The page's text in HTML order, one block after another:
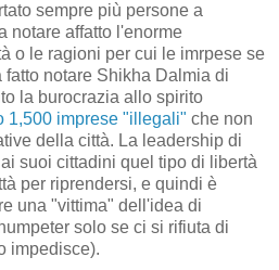
sempre più persone a
notare affatto l'enorme
o le ragioni per cui le imrpese se
notare Shikha Dalmia di
la burocrazia allo spirito
1,500 imprese "illegali" che non
della città. La leadership di
suoi cittadini quel tipo di libertà
per riprendersi, e quindi è
una "vittima" dell'idea di
solo se ci si rifiuta di
impedisce).